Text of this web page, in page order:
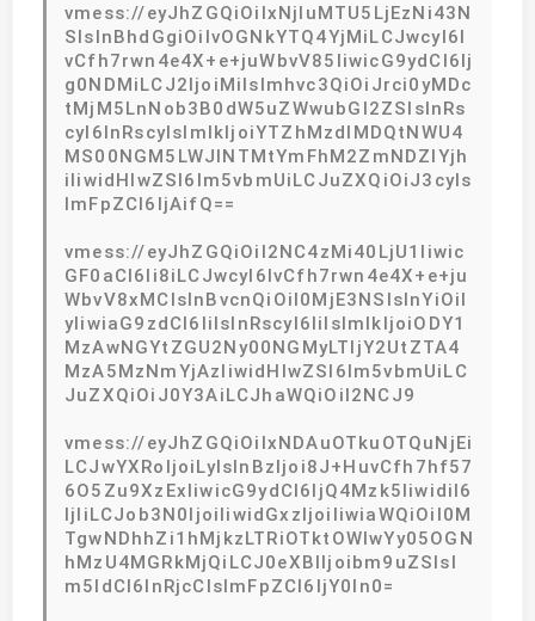
vmess://eyJhZGQiOiIxNjIuMTU5LjEzNi43N
SIsInBhdGgiOiIvOGNkYTQ4YjMiLCJwcyI6I
vCfh7rwn4e4X+e+juWbvV85IiwicG9ydCI6Ij
g0NDMiLCJ2IjoiMiIsImhvc3QiOiJrci0yMDc
tMjM5LnNob3B0dW5uZWwubGl2ZSIsInRs
cyI6InRscyIsImlkIjoiYTZhMzdlMDQtNWU4
MS00NGM5LWJlNTMtYmFhM2ZmNDZlYjh
iIiwidHlwZSI6Im5vbmUiLCJuZXQiOiJ3cyIs
ImFpZCI6IjAifQ==
vmess://eyJhZGQiOiI2NC4zMi40LjU1Iiwic
GF0aCI6Ii8iLCJwcyI6IvCfh7rwn4e4X+e+ju
WbvV8xMCIsInBvcnQiOiI0MjE3NSIsInYiOiI
yIiwiaG9zdCI6IiIsInRscyI6IiIsImlkIjoiODY1
MzAwNGYtZGU2Ny00NGMyLTljY2UtZTA4
MzA5MzNmYjAzIiwidHlwZSI6Im5vbmUiLC
JuZXQiOiJ0Y3AiLCJhaWQiOiI2NCJ9
vmess://eyJhZGQiOiIxNDAuOTkuOTQuNjEi
LCJwYXRoIjoiLyIsInBzIjoi8J+HuvCfh7hf57
6O5Zu9XzExIiwicG9ydCI6IjQ4Mzk5IiwidiI6
IjIiLCJob3N0IjoiIiwidGxzIjoiIiwiaWQiOiI0M
TgwNDhhZi1hMjkzLTRiOTktOWIwYy05OGN
hMzU4MGRkMjQiLCJ0eXBlIjoibm9uZSIsI
m5ldCI6InRjcCIsImFpZCI6IjY0In0=